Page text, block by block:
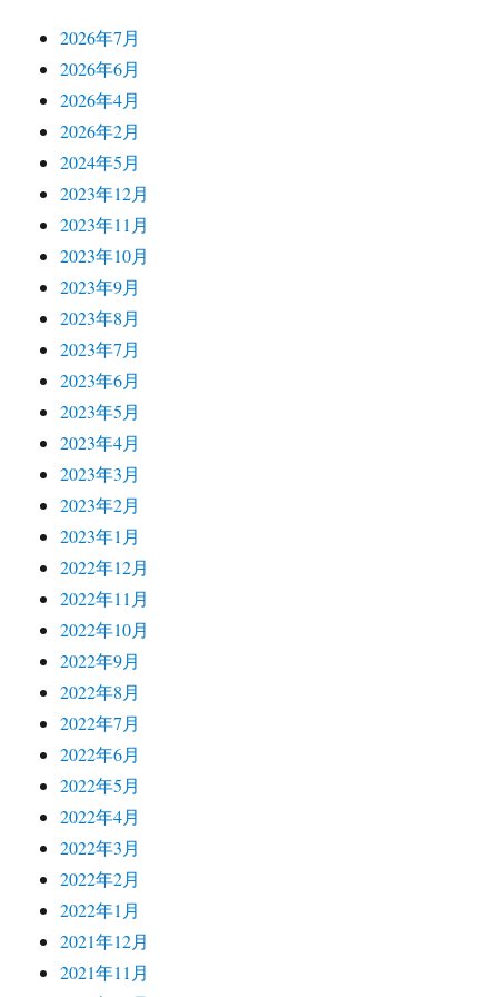
2026年7月
2026年6月
2026年4月
2026年2月
2024年5月
2023年12月
2023年11月
2023年10月
2023年9月
2023年8月
2023年7月
2023年6月
2023年5月
2023年4月
2023年3月
2023年2月
2023年1月
2022年12月
2022年11月
2022年10月
2022年9月
2022年8月
2022年7月
2022年6月
2022年5月
2022年4月
2022年3月
2022年2月
2022年1月
2021年12月
2021年11月